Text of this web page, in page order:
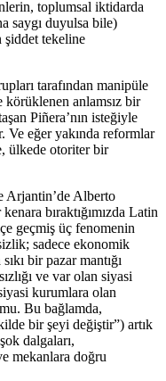
toplumsal iktidarda
saygı duyulsa bile)
şiddet tekeline
tarafından manipüle
anlamsız bir
Piñera’nın isteğiyle
Ve eğer yakında reformlar
ülkede otoriter bir
Arjantin’de Alberto
bıraktığımızda Latin
geçmiş üç fenomenin
sadece ekonomik
bir pazar mantığı
ve var olan siyasi
kurumlara olan
Bu bağlamda,
bir şeyi değiştir”) artık
dalgaları,
mekanlara doğru